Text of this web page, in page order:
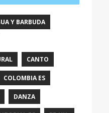
Y BARBUDA
CANTO
COLOMBIA ES
DANZA